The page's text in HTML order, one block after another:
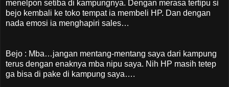
menelpon setiba di kampungnya. Dengan merasa tertipu si
bejo kembali ke toko tempat ia membeli HP. Dan dengan
nada emosi ia menghapiri sales…
Bejo : Mba…jangan mentang-mentang saya dari kampung
terus dengan enaknya mba nipu saya. Nih HP masih tetep
ga bisa di pake di kampung saya….